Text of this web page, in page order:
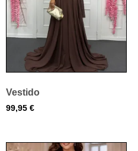
Vestido
99,95 €